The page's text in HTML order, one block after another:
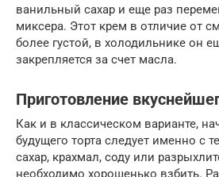
ванильный сахар и еще раз
миксера. Этот крем в отличие от
более густой, в холодильнике он
закрепляется за счет масла.
Приготовление
Как и в классическом варианте,
будущего торта следует именно с
сахар, крахмал, соду или
необходимо хорошенько взбить.